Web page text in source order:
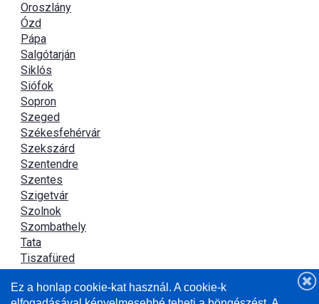
Oroszlány
Ózd
Pápa
Salgótarján
Siklós
Siófok
Sopron
Szeged
Székesfehérvár
Szekszárd
Szentendre
Szentes
Szigetvár
Szolnok
Szombathely
Tata
Tiszafüred
Újszász
Ez a honlap cookie-kat használ. A cookie-k